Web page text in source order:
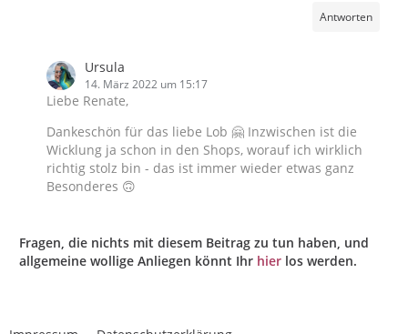
Antworten
Ursula
14. März 2022 um 15:17
Liebe Renate,
Dankeschön für das liebe Lob 🤗 Inzwischen ist die
Wicklung ja schon in den Shops, worauf ich wirklich
richtig stolz bin - das ist immer wieder etwas ganz
Besonderes 🙃
Fragen, die nichts mit diesem Beitrag zu tun haben, und
allgemeine wollige Anliegen könnt Ihr hier los werden.